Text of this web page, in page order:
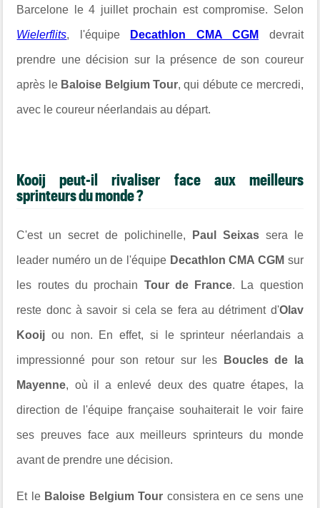
Barcelone le 4 juillet prochain est compromise. Selon
Wielerflits, l'équipe Decathlon CMA CGM devrait
prendre une décision sur la présence de son coureur
après le Baloise Belgium Tour, qui débute ce mercredi,
avec le coureur néerlandais au départ.
Kooij peut-il rivaliser face aux meilleurs
sprinteurs du monde ?
C'est un secret de polichinelle, Paul Seixas sera le
leader numéro un de l'équipe Decathlon CMA CGM sur
les routes du prochain Tour de France. La question
reste donc à savoir si cela se fera au détriment d'Olav
Kooijou non. En effet, si le sprinteur néerlandais a
impressionné pour son retour sur les Boucles de la
Mayenne, où il a enlevé deux des quatre étapes, la
direction de l'équipe française souhaiterait le voir faire
ses preuves face aux meilleurs sprinteurs du monde
avant de prendre une décision.
Et le Baloise Belgium Tour consistera en ce sens une